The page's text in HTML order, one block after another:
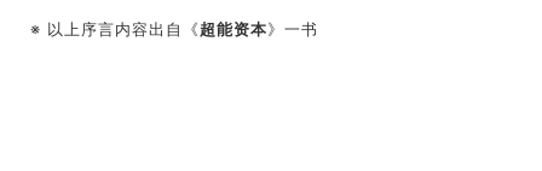
※ 以上序言内容出自《超能资本》一书